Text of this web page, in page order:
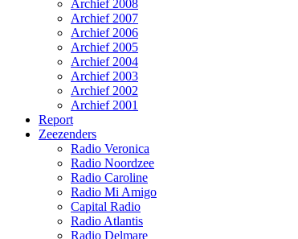
Archief 2008
Archief 2007
Archief 2006
Archief 2005
Archief 2004
Archief 2003
Archief 2002
Archief 2001
Report
Zeezenders
Radio Veronica
Radio Noordzee
Radio Caroline
Radio Mi Amigo
Capital Radio
Radio Atlantis
Radio Delmare